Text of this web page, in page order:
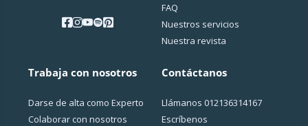
FAQ
Nuestros servicios
Nuestra revista
Trabaja con nosotros
Darse de alta como Experto
Colaborar con nosotros
Contáctanos
Llámanos 012136314167
Escríbenos